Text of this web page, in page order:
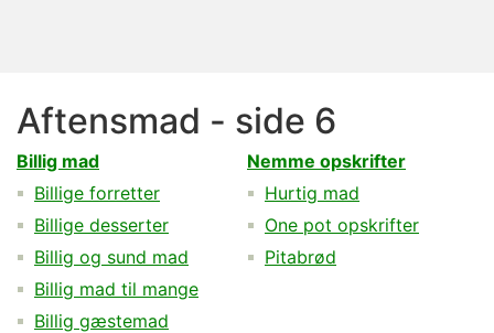
Aftensmad - side 6
Billig mad
Billige forretter
Billige desserter
Billig og sund mad
Billig mad til mange
Billig gæstemad
Nemme opskrifter
Hurtig mad
One pot opskrifter
Pitabrød